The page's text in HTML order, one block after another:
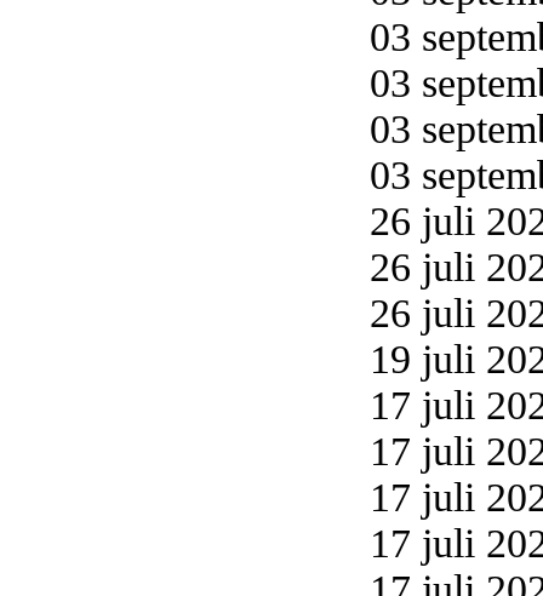
03
03
03
03
26 juli
26 juli
26 juli
19 juli
17 juli
17 juli
17 juli
17 juli